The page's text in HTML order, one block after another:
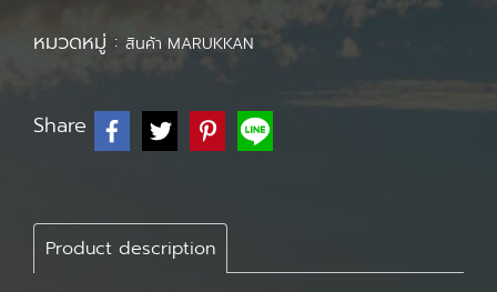
หมวดหมู่ : สินค้า MARUKKAN
Share
Product description